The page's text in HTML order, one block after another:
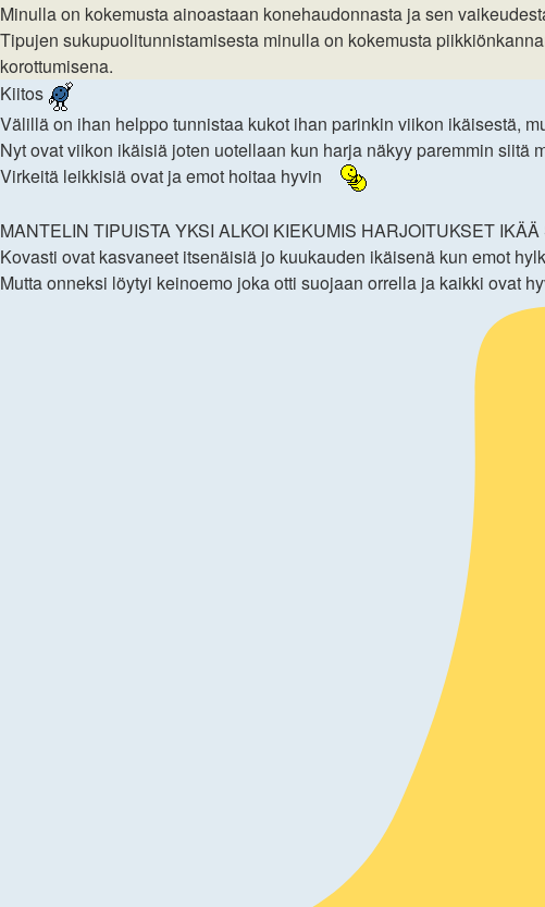
Minulla on kokemusta ainoastaan konehaudonnasta ja sen
Tipujen sukupuolitunnistamisesta minulla on kokemusta
korottumisena.
Kiitos
Välillä on ihan helppo tunnistaa kukot ihan parinkin viikon ikäisestä,
Nyt ovat viikon ikäisiä joten uotellaan kun harja näkyy paremmin siitä
Virkeitä leikkisiä ovat ja emot hoitaa hyvin
MANTELIN TIPUISTA YKSI ALKOI KIEKUMIS HARJOITUKSET
Kovasti ovat kasvaneet itsenäisiä jo kuukauden ikäisenä kun emot
Mutta onneksi löytyi keinoemo joka otti suojaan orrella ja kaikki ovat